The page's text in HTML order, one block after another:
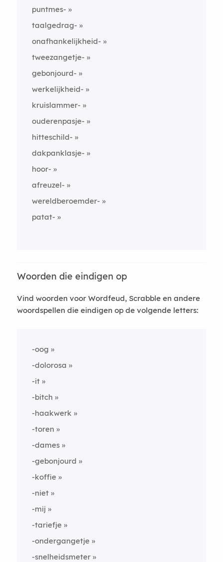
puntmes-
taalgedrag-
onafhankelijkheid-
tweezangetje-
gebonjourd-
werkelijkheid-
kruislammer-
ouderenpasje-
hitteschild-
dakpanklasje-
hoor-
afreuzel-
wereldberoemder-
patat-
Woorden die eindigen op
Vind woorden voor Wordfeud, Scrabble en andere
woordspellen die eindigen op de volgende letters:
-oog
-dolorosa
-it
-bitch
-haakwerk
-toren
-dames
-gebonjourd
-koffie
-niet
-mij
-tariefje
-ondergangetje
-snelheidsmeter